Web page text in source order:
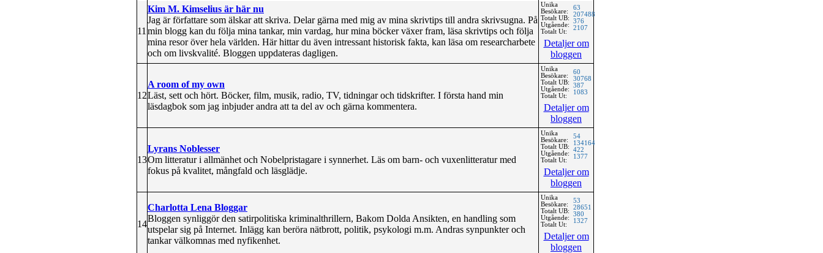
11
Kim M. Kimselius är här nu
Jag är författare som älskar att skriva. Delar gärna med mig av mina skrivtips till andra skrivsugna. På
min blogg kan du följa mina tankar, min vardag, hur mina böcker växer fram, läsa skrivtips och följa
mina resor över hela världen. Här hittar du även intressant historisk fakta, kan läsa om researcharbete
och om livskvalité. Bloggen uppdateras dagligen.
Unika
Besökare:
Totalt UB:
Utgående:
Totalt Ut:
63
207488
376
2107
Detaljer om
bloggen
12
A room of my own
Läst, sett och hört. Böcker, film, musik, radio, TV, tidningar och tidskrifter. I första hand min
läsdagbok som jag inbjuder andra att ta del av och gärna kommentera.
Unika
Besökare:
Totalt UB:
Utgående:
Totalt Ut:
60
30768
387
1083
Detaljer om
bloggen
13
Lyrans Noblesser
Om litteratur i allmänhet och Nobelpristagare i synnerhet. Läs om barn- och vuxenlitteratur med
fokus på kvalitet, mångfald och läsglädje.
Unika
Besökare:
Totalt UB:
Utgående:
Totalt Ut:
54
134164
422
1377
Detaljer om
bloggen
14
Charlotta Lena Bloggar
Bloggen synliggör den satirpolitiska kriminalthrillern, Bakom Dolda Ansikten, en handling som
utspelar sig på Internet. Inlägg kan beröra nätbrott, politik, psykologi m.m. Andras synpunkter och
tankar välkomnas med nyfikenhet.
Unika
Besökare:
Totalt UB:
Utgående:
Totalt Ut:
53
28651
380
1327
Detaljer om
bloggen